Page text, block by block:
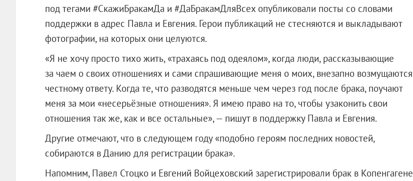
под тегами #СкажиБракамДа и #ДаБракамДляВсех опубликовали посты со словами
поддержки в адрес Павла и Евгения. Герои публикаций не стесняются и выкладывают
фотографии, на которых они целуются.
«Я не хочу просто тихо жить, «трахаясь под одеялом», когда люди, рассказывающие
за чаем о своих отношениях и сами спрашивающие меня о моих, внезапно возмущаются
честному ответу. Когда те, что разводятся меньше чем через год после брака, поучают
меня за мои «несерьёзные отношения». Я имею право на то, чтобы узаконить свои
отношения так же, как и все остальные», — пишут в поддержку Павла и Евгения.
Другие отмечают, что в следующем году «подобно героям последних новостей,
собираются в Данию для регистрации брака».
Напомним, Павел Стоцко и Евгений Войцеховский зарегистрировали брак в Копенгагене